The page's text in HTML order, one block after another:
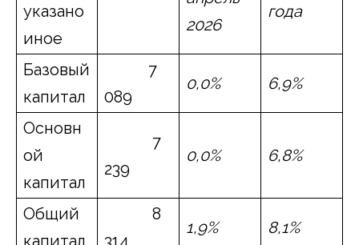
указано
иное
2026
года
Базовый
капитал
7
089
0,0% 6,9%
Основн
ой
капитал
7
239
0,0% 6,8%
Общий
капитал
8
314
1,9% 8,1%